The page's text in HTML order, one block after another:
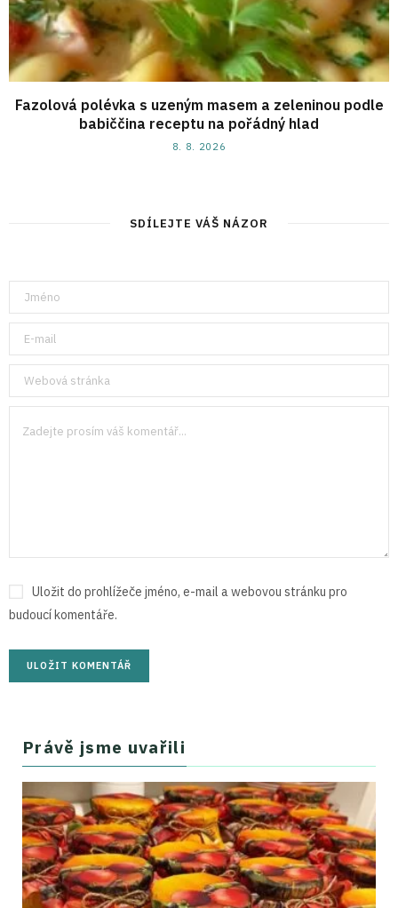
Fazolová polévka s uzeným masem a zeleninou podle
babiččina receptu na pořádný hlad
8. 8. 2026
SDÍLEJTE VÁŠ NÁZOR
Uložit do prohlížeče jméno, e-mail a webovou stránku pro
budoucí komentáře.
Právě jsme uvařili